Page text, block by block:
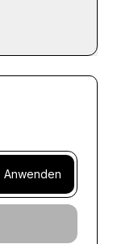
Anwenden